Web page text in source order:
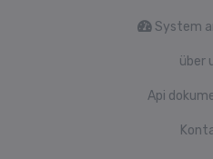
System
über
Api